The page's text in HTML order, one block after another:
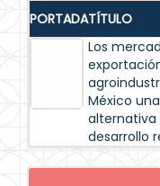
PORTADATÍTULO
Los
México una
alternativa
desarrollo